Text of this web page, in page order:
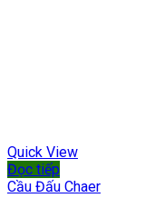
Quick View
Đọc tiếp
Cầu Đấu Chaer